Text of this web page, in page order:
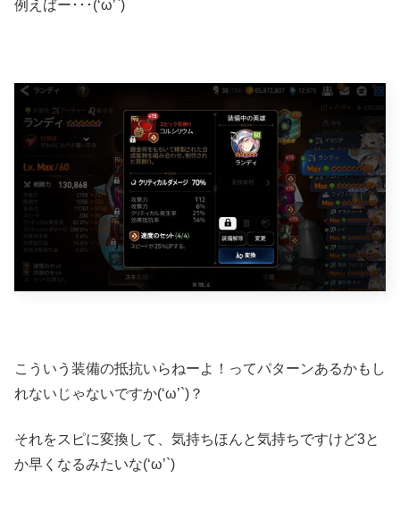
例えばー･･･(‘ω’`)
こういう装備の抵抗いらねーよ！ってパターンあるかもし
れないじゃないですか(‘ω’`)？
それをスピに変換して、気持ちほんと気持ちですけど3と
か早くなるみたいな(‘ω’`)